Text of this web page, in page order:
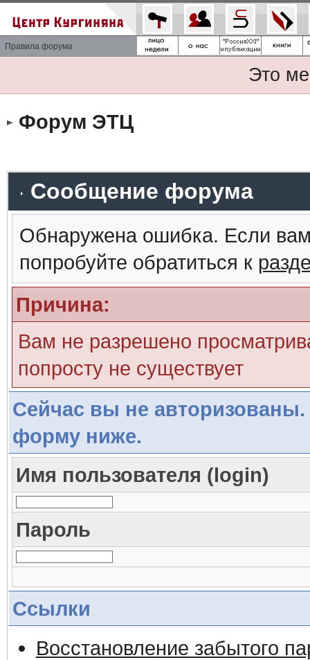
Правила форума
Это
Форум ЭТЦ
Сообщение форума
Обнаружена ошибка. Если
попробуйте обратиться к
Причина:
Вам не разрешено
попросту не существует
Сейчас вы не авторизованы.
форму ниже.
Имя пользователя (login)
Пароль
Ссылки
Восстановление забытого